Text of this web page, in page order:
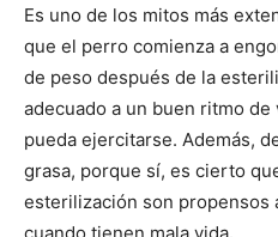
Es uno de los mitos más
que el perro comienza a
de peso después de la
adecuado a un buen ritmo de
pueda ejercitarse. Además,
grasa, porque sí, es cierto
esterilización son propensos